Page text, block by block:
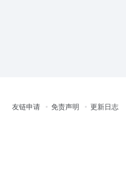
友链申请 免责声明 更新日志